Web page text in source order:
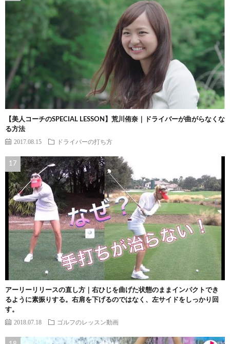
【美人コーチのSPECIAL LESSON】荒川侑奈｜ドライバーが曲がらなくな
る方法
2017.08.15 ドライバーの打ち方
アーリーリリースの直し方｜右ひじを曲げた状態のままインパクトでき
るように素振りする。右肩を下げるのではなく、左サイドをしっかり回
す。
2018.07.18 ゴルフのレッスン動画